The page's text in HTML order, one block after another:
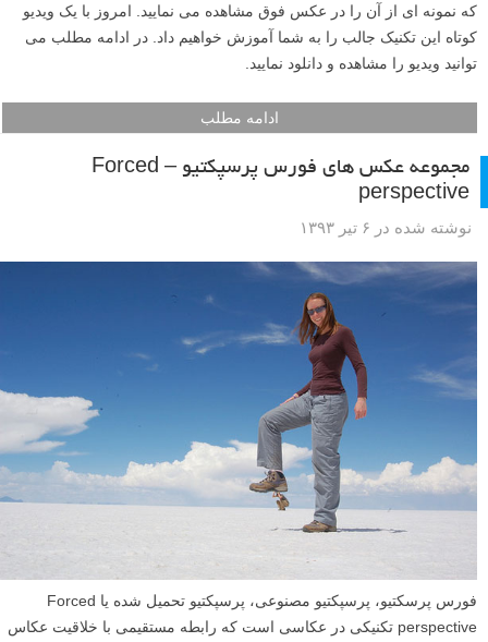
که نمونه ای از آن را در عکس فوق مشاهده می نمایید. امروز با یک ویدیو
کوتاه این تکنیک جالب را به شما آموزش خواهیم داد. در ادامه مطلب می
توانید ویدیو را مشاهده و دانلود نمایید.
ادامه مطلب
مجموعه عکس های فورس پرسپکتیو – Forced
perspective
نوشته شده در ۶ تیر ۱۳۹۳
فورس پرسکتیو، پرسپکتیو مصنوعی، پرسپکتیو تحمیل شده یا Forced
perspective تکنیکی در عکاسی است که رابطه مستقیمی با خلاقیت عکاس